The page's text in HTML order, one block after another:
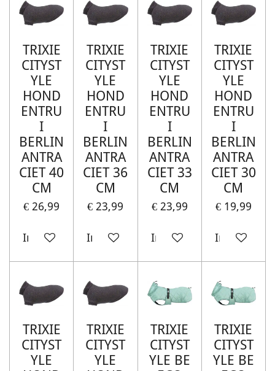
TRIXIE
CITYST
YLE
HOND
ENTRU
I
BERLIN
ANTRA
CIET 40
CM
€ 26,99
In winkelwagen
TRIXIE
CITYST
YLE
HOND
ENTRU
I
BERLIN
ANTRA
CIET 36
CM
€ 23,99
In winkelwagen
TRIXIE
CITYST
YLE
HOND
ENTRU
I
BERLIN
ANTRA
CIET 33
CM
€ 23,99
In winkelwagen
TRIXIE
CITYST
YLE
HOND
ENTRU
I
BERLIN
ANTRA
CIET 30
CM
€ 19,99
In
TRIXIE
CITYST
YLE
TRIXIE
CITYST
YLE
TRIXIE
CITYST
YLE BE
TRIXIE
CITYST
YLE BE